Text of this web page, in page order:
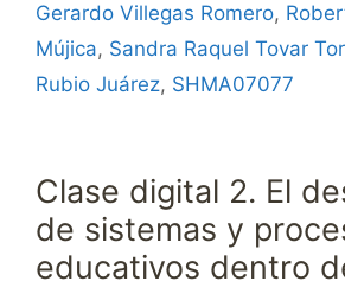
Gerardo Villegas Romero,
Mújica, Sandra Raquel Tovar
Rubio Juárez, SHMA07077
Clase digital 2. El
de sistemas y
educativos dentro